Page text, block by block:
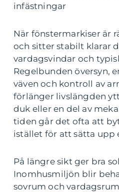
infästningar
När fönstermarkiser är
och sitter stabilt klarar
vardagsvindar och
Regelbunden översyn,
väven och kontroll av
förlänger livslängden
duk eller en del av
tiden går det ofta att
istället för att sätta upp
På längre sikt ger bra
Inomhusmiljön blir
sovrum och